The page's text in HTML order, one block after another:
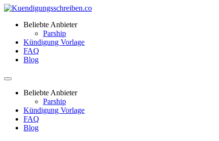
Beliebte Anbieter
Parship
Kündigung Vorlage
FAQ
Blog
Beliebte Anbieter
Parship
Kündigung Vorlage
FAQ
Blog